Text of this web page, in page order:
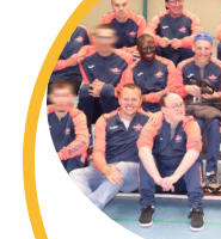
l’exposition « Exprime